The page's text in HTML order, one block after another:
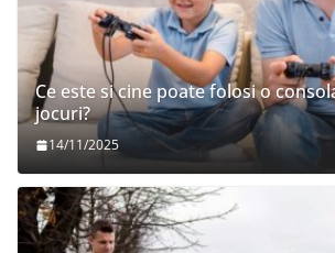
Ce este si cine poate folosi o
jocuri?
14/11/2025